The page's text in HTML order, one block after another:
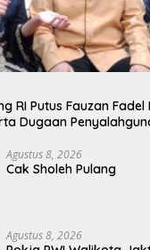
RI Putus Fauzan
Dugaan
Agustus 8, 2026
Cak Sholeh Pulang
Agustus 8, 2026